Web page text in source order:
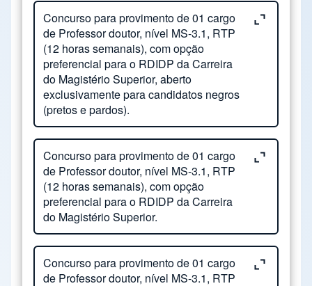
Concurso para provimento de 01 cargo
de Professor doutor, nível MS-3.1, RTP
(12 horas semanais), com opção
preferencial para o RDIDP da Carreira
do Magistério Superior, aberto
exclusivamente para candidatos negros
(pretos e pardos).
Close or Open tab vvja-pane-72332864-1-pane
Nº. Processo: Concurso público para
Professor Doutor na Área de Geologia,
nas disciplinas GN111, GE511 e GE708,
aberto exclusivamente para candidatos
negros (pretos e pardos).
Status:Previsto
Concurso para provimento de 01 cargo
de Professor doutor, nível MS-3.1, RTP
(12 horas semanais), com opção
preferencial para o RDIDP da Carreira
do Magistério Superior.
Close or Open tab vvja-pane-72332864-2-pane
Nº. Processo: 22-P-47468/2025 - Edital de
Abertura das Inscrições
Concurso para provimento de 01 cargo
de Professor doutor, nível MS-3.1, RTP
Close or Open tab vvja-pane-72332864-3-pane